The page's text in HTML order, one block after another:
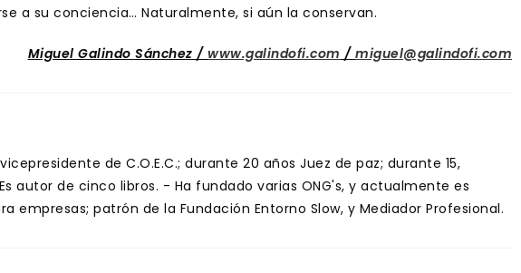
a su conciencia… Naturalmente, si aún la conservan.
Miguel Galindo Sánchez / www.galindofi.com / miguel@galindofi.com
de C.O.E.C.; durante 20 años Juez de paz; durante 15,
autor de cinco libros. - Ha fundado varias ONG's, y actualmente es
empresas; patrón de la Fundación Entorno Slow, y Mediador Profesional.